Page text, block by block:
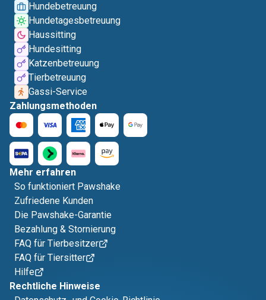
Hundebetreuung
Hundetagesbetreuung
Haussitting
Hundesitting
Katzenbetreuung
Tierbetreuung
Gassi-Service
Zahlungsmethoden
Mehr erfahren
So funktioniert Pawshake
Zufriedene Kunden
Die Pawshake-Garantie
Bezahlung & Stornierung
FAQ für Tierbesitzer
FAQ für Tiersitter
Hilfe
Rechtliche Hinweise